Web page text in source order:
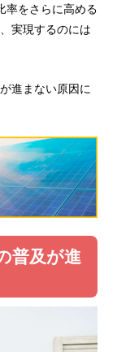
率をさらに高める
実現するのには
進まない原因に
普及が進